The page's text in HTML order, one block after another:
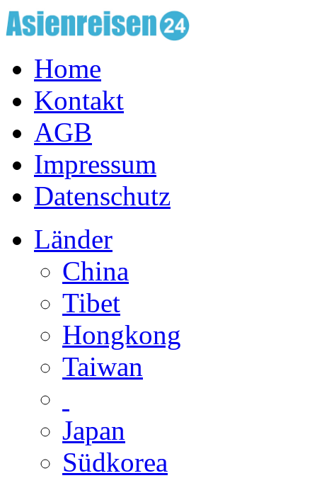
Home
Kontakt
AGB
Impressum
Datenschutz
Länder
China
Tibet
Hongkong
Taiwan
Japan
Südkorea